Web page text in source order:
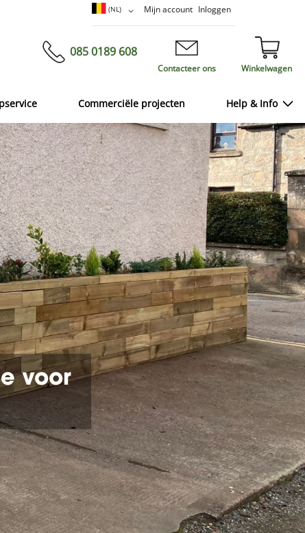
Mijn account Inloggen
inhoud
Taal(NL)
Winkelwagen
085 0189 608
Contacteer ons
Commerciële projecten Help & Info
voor